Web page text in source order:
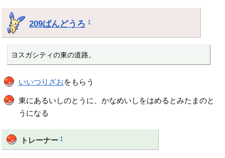
209ばんどうろ †
ヨスガシティの東の道路。
いいつりざおをもらう
東にあるいしのとうに、かなめいしをはめるとみたまのと
うになる
トレーナー †